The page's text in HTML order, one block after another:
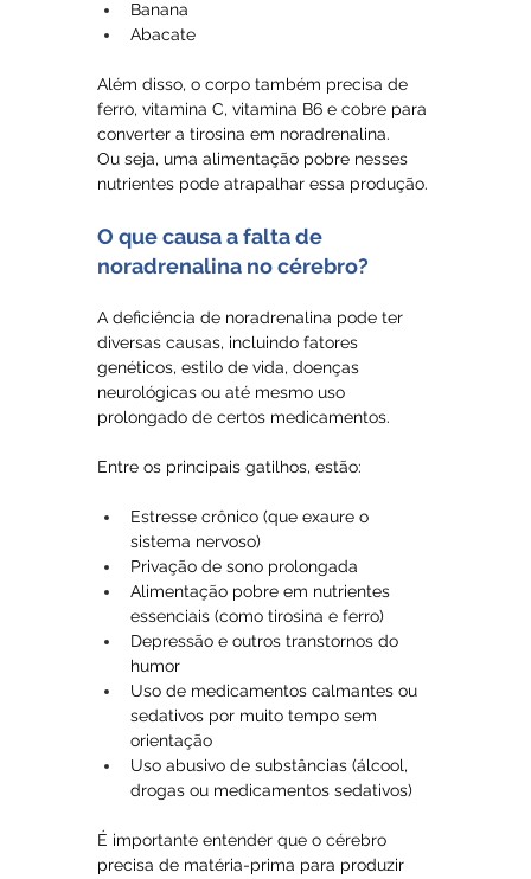
Banana
Abacate
Além disso, o corpo também precisa de
ferro, vitamina C, vitamina B6 e cobre para
converter a tirosina em noradrenalina.
Ou seja, uma alimentação pobre nesses
nutrientes pode atrapalhar essa produção.
O que causa a falta de
noradrenalina no cérebro?
A deficiência de noradrenalina pode ter
diversas causas, incluindo fatores
genéticos, estilo de vida, doenças
neurológicas ou até mesmo uso
prolongado de certos medicamentos.
Entre os principais gatilhos, estão:
Estresse crônico (que exaure o
sistema nervoso)
Privação de sono prolongada
Alimentação pobre em nutrientes
essenciais (como tirosina e ferro)
Depressão e outros transtornos do
humor
Uso de medicamentos calmantes ou
sedativos por muito tempo sem
orientação
Uso abusivo de substâncias (álcool,
drogas ou medicamentos sedativos)
É importante entender que o cérebro
precisa de matéria-prima para produzir